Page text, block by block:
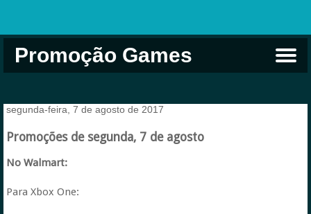
Promoção Games
segunda-feira, 7 de agosto de 2017
Promoções de segunda, 7 de agosto
No Walmart:
Para Xbox One: